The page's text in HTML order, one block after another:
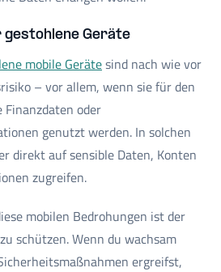
gestohlene Geräte
mobile Gerätesind nach wie vor
– vor allem, wenn sie für den
oder
genutzt werden. In solchen
direkt auf sensible Daten, Konten
zugreifen.
mobilen Bedrohungen ist der
schützen. Wenn du wachsam
ergreifst,